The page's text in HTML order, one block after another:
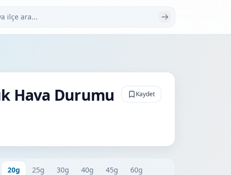
ara
Hava Durumu Kaydet
20g 25g 30g 40g 45g
60g